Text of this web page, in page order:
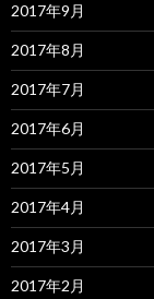
2017年9月
2017年8月
2017年7月
2017年6月
2017年5月
2017年4月
2017年3月
2017年2月